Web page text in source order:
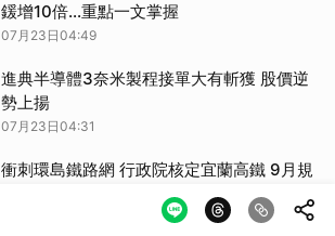
鍰增10倍...重點一文掌握
07月23日04:49
進典半導體3奈米製程接單大有斬獲 股價逆
勢上揚
07月23日04:31
衝刺環島鐵路網 行政院核定宜蘭高鐵 9月規